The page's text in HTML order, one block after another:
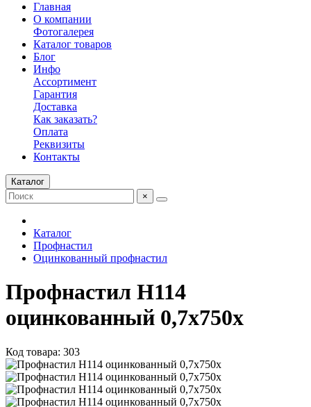
Главная
О компании
Фотогалерея
Каталог товаров
Блог
Инфо
Ассортимент
Гарантия
Доставка
Как заказать?
Оплата
Реквизиты
Контакты
Каталог
×
Каталог
Профнастил
Оцинкованный профнастил
Профнастил Н114
оцинкованный 0,7х750х
Код товара: 303